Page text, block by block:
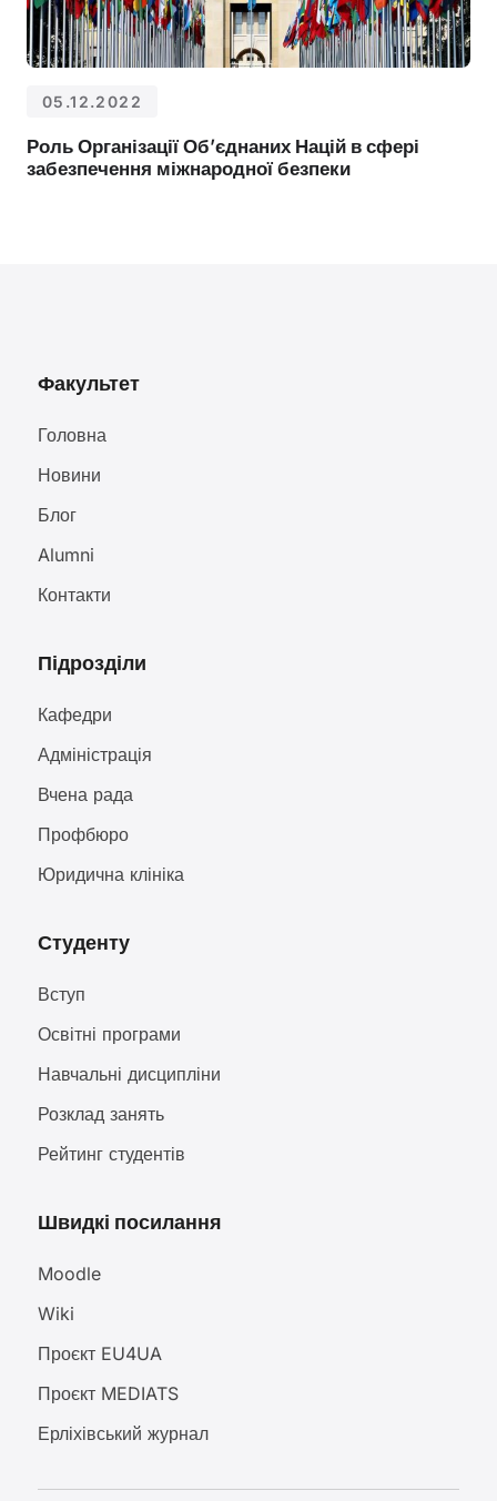
05.12.2022
Роль Організації Обʼєднаних Націй в сфері
забезпечення міжнародної безпеки
Факультет
Головна
Новини
Блог
Alumni
Контакти
Підрозділи
Кафедри
Адміністрація
Вчена рада
Профбюро
Юридична клініка
Студенту
Вступ
Освітні програми
Навчальні дисципліни
Розклад занять
Рейтинг студентів
Швидкі посилання
Moodle
Wiki
Проєкт EU4UA
Проєкт MEDIATS
Ерліхівський журнал